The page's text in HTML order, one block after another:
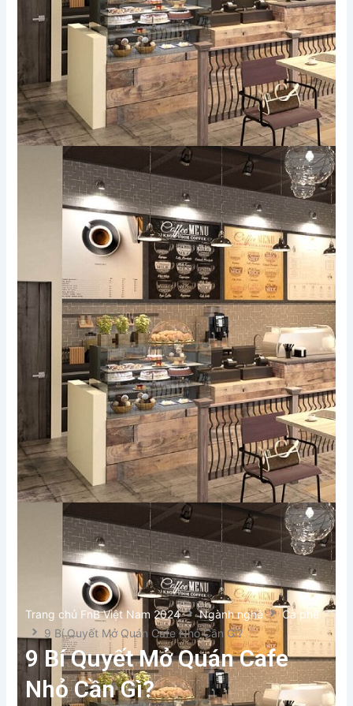
Xem thêm
Trang chủ FnB Việt Nam 2024 Ngành nghề
Cà phê
9 Bí Quyết Mở Quán Cafe Nhỏ Cần Gì?
9 Bí Quyết Mở Quán Cafe
Nhỏ Cần Gì?